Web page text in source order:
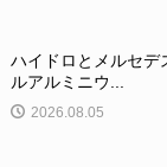
ハイドロとメルセデ
ルアルミニウ...
2026.08.05